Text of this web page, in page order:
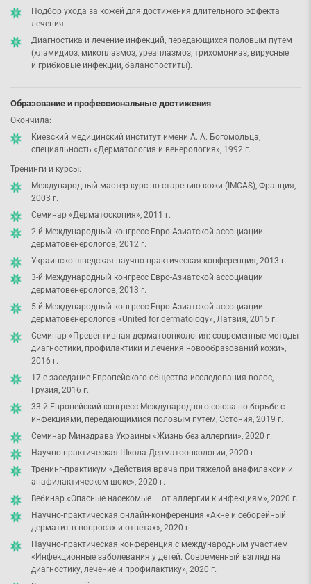
Подбор ухода за кожей для достижения длительного эффекта
лечения.
Диагностика и лечение инфекций, передающихся половым путем
(хламидиоз, микоплазмоз, уреаплазмоз, трихомониаз, вирусные
и грибковые инфекции, баланопоститы).
Образование и профессиональные достижения
Окончила:
Киевский медицинский институт имени А. А. Богомольца,
специальность «Дерматология и венерология», 1992 г.
Тренинги и курсы:
Международный мастер-курс по старению кожи (IMCAS), Франция,
2003 г.
Семинар «Дерматоскопия», 2011 г.
2-й Международный конгресс Евро-Азиатской ассоциации
дерматовенерологов, 2012 г.
Украинско-шведская научно-практическая конференция, 2013 г.
3-й Международный конгресс Евро-Азиатской ассоциации
дерматовенерологов, 2013 г.
5-й Международный конгресс Евро-Азиатской ассоциации
дерматовенерологов «United for dermatology», Латвия, 2015 г.
Семинар «Превентивная дерматоонкология: современные методы
диагностики, профилактики и лечения новообразований кожи»,
2016 г.
17-е заседание Европейского общества исследования волос,
Грузия, 2016 г.
33-й Европейский конгресс Международного союза по борьбе с
инфекциями, передающимися половым путем, Эстония, 2019 г.
Семинар Минздрава Украины «Жизнь без аллергии», 2020 г.
Научно-практическая Школа Дерматоонкологии, 2020 г.
Тренинг-практикум «Действия врача при тяжелой анафилаксии и
анафилактическом шоке», 2020 г.
Вебинар «Опасные насекомые — от аллергии к инфекциям», 2020 г.
Научно-практическая онлайн-конференция «Акне и себорейный
дерматит в вопросах и ответах», 2020 г.
Научно-практическая конференция с международным участием
«Инфекционные заболевания у детей. Современный взгляд на
диагностику, лечение и профилактику», 2020 г.